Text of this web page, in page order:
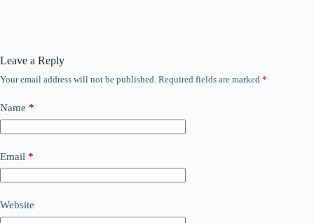
Leave a Reply
Your email address will not be published. Required fields are marked *
Name *
Email *
Website